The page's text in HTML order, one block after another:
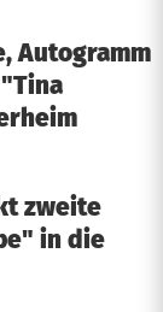
Autogramm
zweite
in die